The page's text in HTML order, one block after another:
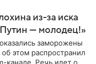
из-за иска
— молодец!»
заморожены
этом распространил